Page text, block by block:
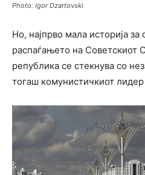
Photo: Igor Dzartovski
Но, најпрво мала историја
распаѓaњето на Советскиот
република се стекнува со
тогаш комунистичкиот